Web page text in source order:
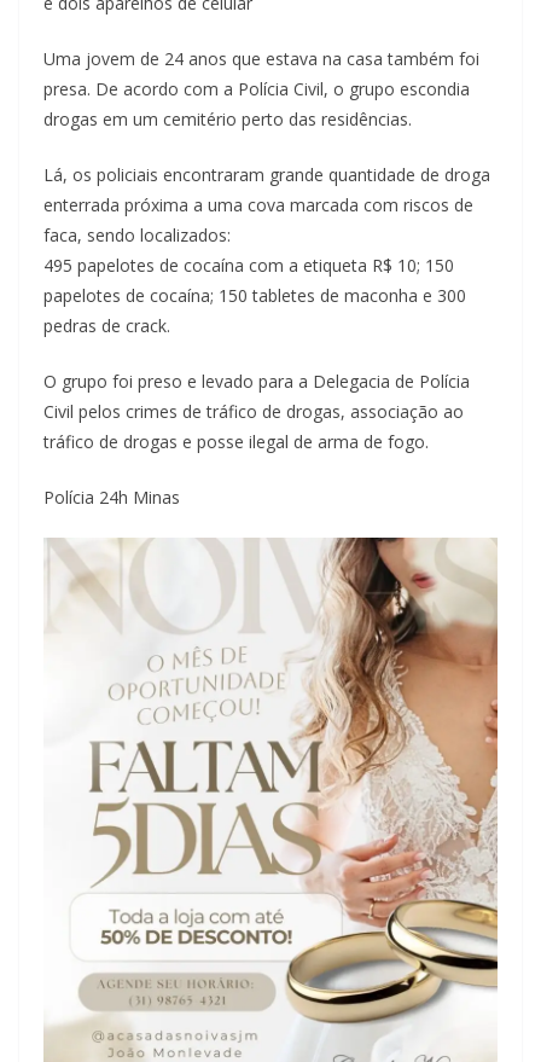
Uma jovem de 24 anos que estava na casa também foi
presa. De acordo com a Polícia Civil, o grupo escondia
drogas em um cemitério perto das residências.
Lá, os policiais encontraram grande quantidade de droga
enterrada próxima a uma cova marcada com riscos de
faca, sendo localizados:
495 papelotes de cocaína com a etiqueta R$ 10; 150
papelotes de cocaína; 150 tabletes de maconha e 300
pedras de crack.
O grupo foi preso e levado para a Delegacia de Polícia
Civil pelos crimes de tráfico de drogas, associação ao
tráfico de drogas e posse ilegal de arma de fogo.
Polícia 24h Minas